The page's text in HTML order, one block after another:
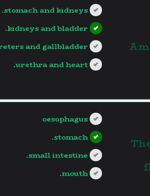
stomach and kidneys.
kidneys and bladder.
and gallbladder.
urethra and heart.
4.
oesophagus
stomach.
small intestine.
mouth.